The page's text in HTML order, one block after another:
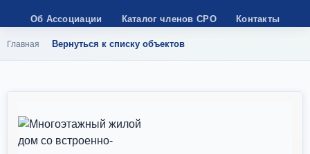
Об Ассоциации Каталог членов СРО Контакты
Главная Вернуться к списку объектов